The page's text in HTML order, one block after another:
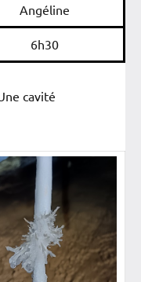
Angéline
6h30
cavité